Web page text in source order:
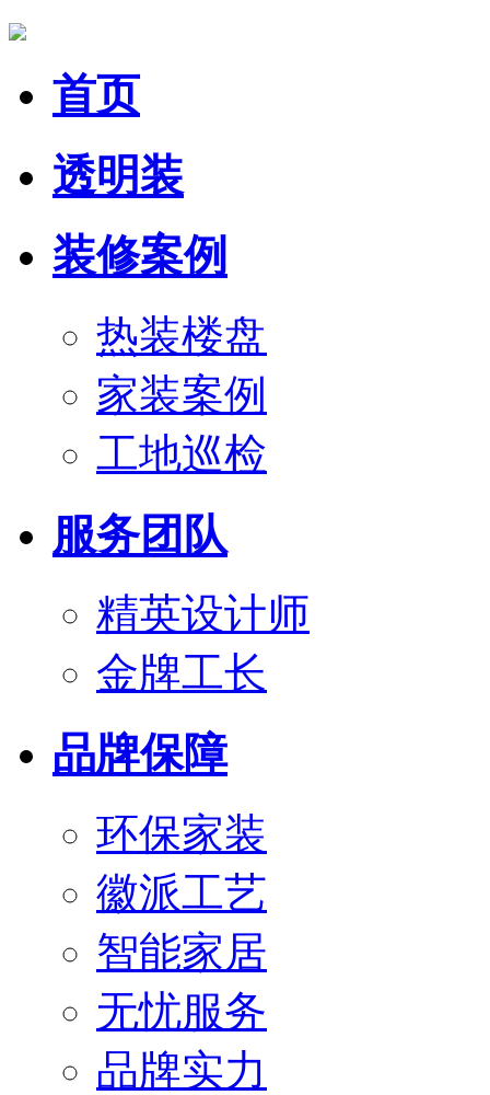
首页
透明装
装修案例
热装楼盘
家装案例
工地巡检
服务团队
精英设计师
金牌工长
品牌保障
环保家装
徽派工艺
智能家居
无忧服务
品牌实力